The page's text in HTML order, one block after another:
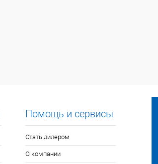
Помощь и сервисы
Стать дилером
О компании